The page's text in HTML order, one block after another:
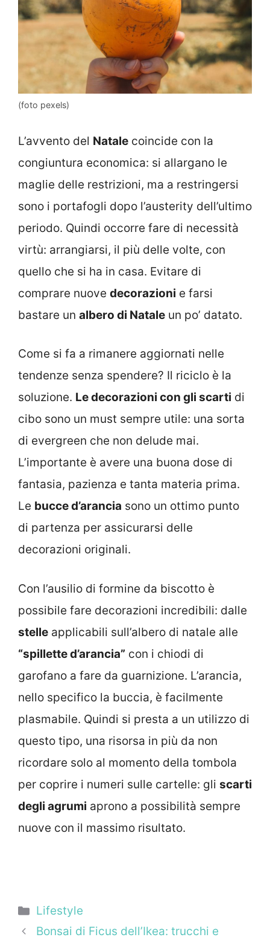
(foto pexels)
L’avvento del Natale coincide con la
congiuntura economica: si allargano le
maglie delle restrizioni, ma a restringersi
sono i portafogli dopo l’austerity dell’ultimo
periodo. Quindi occorre fare di necessità
virtù: arrangiarsi, il più delle volte, con
quello che si ha in casa. Evitare di
comprare nuove decorazioni e farsi
bastare un albero di Natale un po’ datato.
Come si fa a rimanere aggiornati nelle
tendenze senza spendere? Il riciclo è la
soluzione. Le decorazioni con gli scarti di
cibo sono un must sempre utile: una sorta
di evergreen che non delude mai.
L’importante è avere una buona dose di
fantasia, pazienza e tanta materia prima.
Le bucce d’arancia sono un ottimo punto
di partenza per assicurarsi delle
decorazioni originali.
Con l’ausilio di formine da biscotto è
possibile fare decorazioni incredibili: dalle
stelle applicabili sull’albero di natale alle
“spillette d’arancia” con i chiodi di
garofano a fare da guarnizione. L’arancia,
nello specifico la buccia, è facilmente
plasmabile. Quindi si presta a un utilizzo di
questo tipo, una risorsa in più da non
ricordare solo al momento della tombola
per coprire i numeri sulle cartelle: gli scarti
degli agrumi aprono a possibilità sempre
nuove con il massimo risultato.
Categorie
Lifestyle
Bonsai di Ficus dell’Ikea: trucchi e